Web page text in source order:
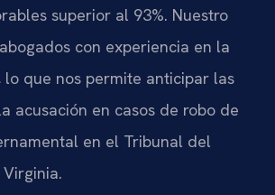
superior al 93%. Nuestro
con experiencia en la
que nos permite anticipar las
acusación en casos de robo de
en el Tribunal del